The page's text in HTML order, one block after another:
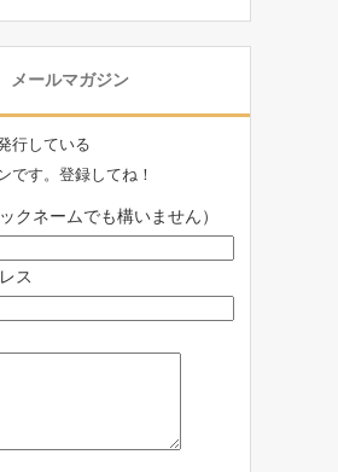
メールマガジン
行している
です。登録してね！
クネームでも構いません）
ス